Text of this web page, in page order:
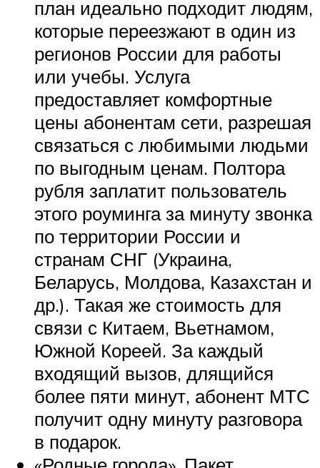
план идеально подходит людям,
которые переезжают в один из
регионов России для работы
или учебы. Услуга
предоставляет комфортные
цены абонентам сети, разрешая
связаться с любимыми людьми
по выгодным ценам. Полтора
рубля заплатит пользователь
этого роуминга за минуту звонка
по территории России и
странам СНГ (Украина,
Беларусь, Молдова, Казахстан и
др.). Такая же стоимость для
связи с Китаем, Вьетнамом,
Южной Кореей. За каждый
входящий вызов, длящийся
более пяти минут, абонент МТС
получит одну минуту разговора
в подарок.